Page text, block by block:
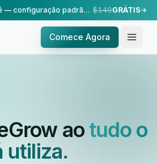
Configuração feita para você — configuração padrão, realizada pela nossa equipe. $149GRÁTIS
Comece Agora
aotudo o
utiliza.